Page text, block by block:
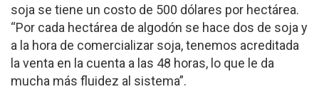
soja se tiene un costo de 500 dólares por hectárea.
“Por cada hectárea de algodón se hace dos de soja y
a la hora de comercializar soja, tenemos acreditada
la venta en la cuenta a las 48 horas, lo que le da
mucha más fluidez al sistema”.